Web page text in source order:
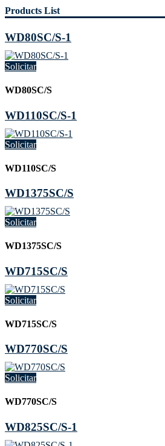
Products List
WD80SC/S-1
Solicitar
WD80SC/S
WD110SC/S-1
Solicitar
WD110SC/S
WD1375SC/S
Solicitar
WD1375SC/S
WD715SC/S
Solicitar
WD715SC/S
WD770SC/S
Solicitar
WD770SC/S
WD825SC/S-1